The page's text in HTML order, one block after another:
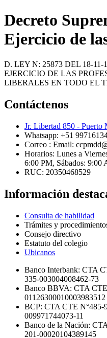
Decreto
Ejercicio de
D. LEY N: 25873 DEL 18-
EJERCICIO DE LAS
LIBERALES EN TODO EL
Contáctenos
Jr. Libertad 850 - Puerto
Whatsapp: +51
Correo : Email:
Horarios: Lunes a
6:00 PM, Sábados: 9:00
RUC: 20350468529
Información
Consulta de habilidad
Trámites y
Consejo directivo
Estatuto del colegio
Ubicanos
Banco Interbank: CTA
335-003004008462-73
Banco BBVA: CTA
01126300010003983512
BCP: CTA CTE N°485-
009971744073-11
Banco de la Nación:
201-00020104389145